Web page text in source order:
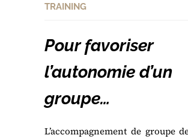
TRAINING
Pour favoriser
l’autonomie d’un
groupe…
L’accompagnement de groupe